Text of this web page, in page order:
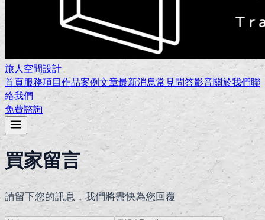
旅人空間設計
首頁服務項目作品案例文章最新消息常見問答影音關於我們聯
絡我們
免費諮詢
買家留言
請留下您的訊息，我們將盡快為您回覆